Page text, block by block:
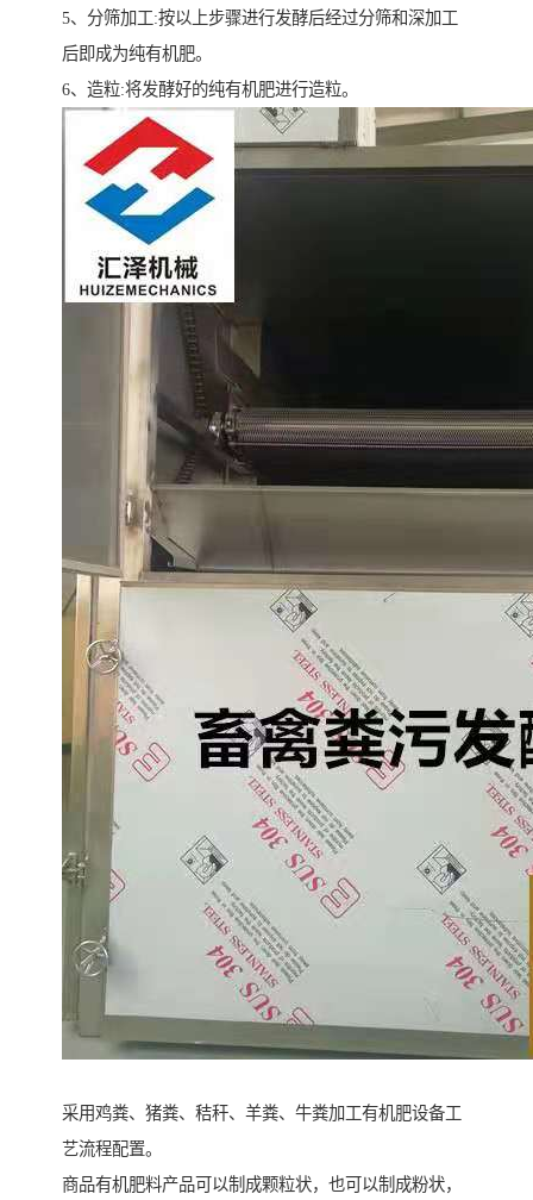
5、分筛加工:按以上步骤进行发酵后经过分筛和深加工
后即成为纯有机肥。
6、造粒:将发酵好的纯有机肥进行造粒。
采用鸡粪、猪粪、秸秆、羊粪、牛粪加工有机肥设备工
艺流程配置。
商品有机肥料产品可以制成颗粒状，也可以制成粉状，